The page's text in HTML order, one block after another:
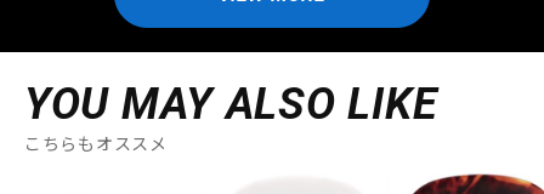
YOU MAY ALSO LIKE
こちらもオススメ